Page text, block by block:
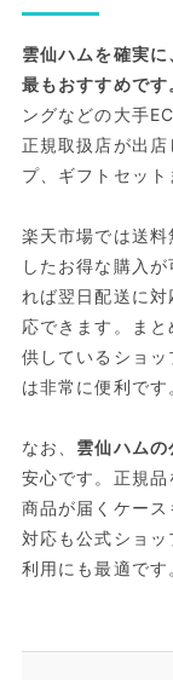
雲仙ハムを確実
最もおすすめです
ングなどの大手
正規取扱店が出
プ、ギフトセット
楽天市場では送
したお得な購入
れば翌日配送に
応できます。ま
供しているショ
は非常に便利です
なお、 雲仙ハム
安心です。正規
商品が届くケー
対応も公式ショッ
利用にも最適です